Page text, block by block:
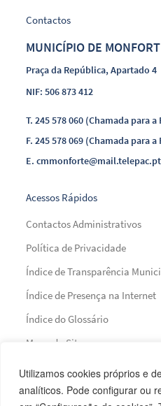
Utilizamos cookies próprios e
analíticos. Pode configurar ou
Contactos
MUNICÍPIO DE
Praça da República, Apartado 4
NIF: 506 873 412
T.245 578 060 (Chamada para
F.245 578 069 (Chamada para
E.cmmonforte@mail.telepac.pt
Acessos Rápidos
Contactos Administrativos
Política de Privacidade
Índice de Transparência
Índice de Presença na Internet
Índice do Glossário
Mapa do Site
Financiamento